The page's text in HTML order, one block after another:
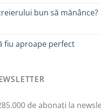
bun să mănânce?
fiu aproape perfect
de abonați la